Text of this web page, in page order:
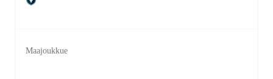
Maajoukkue